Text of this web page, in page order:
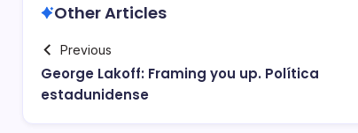
Other Articles
Previous
George Lakoff: Framing you up. Polí­tica
estadunidense